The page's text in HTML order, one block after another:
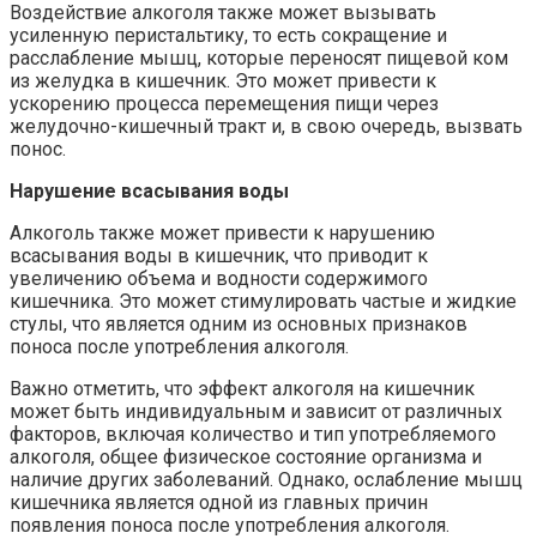
Воздействие алкоголя также может вызывать
усиленную перистальтику, то есть сокращение и
расслабление мышц, которые переносят пищевой ком
из желудка в кишечник. Это может привести к
ускорению процесса перемещения пищи через
желудочно-кишечный тракт и, в свою очередь, вызвать
понос.
Нарушение всасывания воды
Алкоголь также может привести к нарушению
всасывания воды в кишечник, что приводит к
увеличению объема и водности содержимого
кишечника. Это может стимулировать частые и жидкие
стулы, что является одним из основных признаков
поноса после употребления алкоголя.
Важно отметить, что эффект алкоголя на кишечник
может быть индивидуальным и зависит от различных
факторов, включая количество и тип употребляемого
алкоголя, общее физическое состояние организма и
наличие других заболеваний. Однако, ослабление мышц
кишечника является одной из главных причин
появления поноса после употребления алкоголя.